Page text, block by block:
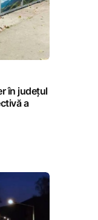
în județul
a